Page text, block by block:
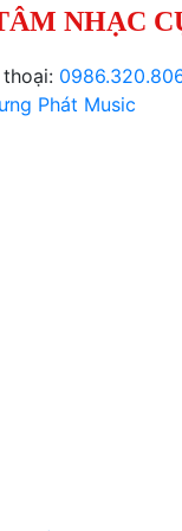
NHẠC
Phát Music